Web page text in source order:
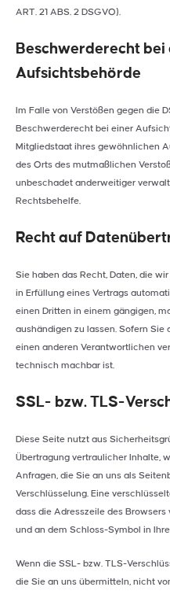
ART. 21 ABS. 2 DSGVO).
Beschwerde­recht
Aufsichts­behörde
Im Falle von Verstößen gegen die
Beschwerderecht bei einer
Mitgliedstaat ihres gewöhnlichen
des Orts des mutmaßlichen
unbeschadet anderweitiger
Rechtsbehelfe.
Recht auf
Sie haben das Recht, Daten, die
in Erfüllung eines Vertrags
einen Dritten in einem gängigen,
aushändigen zu lassen. Sofern Sie
einen anderen Verantwortlichen
technisch machbar ist.
SSL- bzw. TLS-
Diese Seite nutzt aus
Übertragung vertraulicher Inhalte,
Anfragen, die Sie an uns als
Verschlüsselung. Eine
dass die Adresszeile des Browsers
und an dem Schloss-Symbol in
Wenn die SSL- bzw. TLS-
die Sie an uns übermitteln, nicht